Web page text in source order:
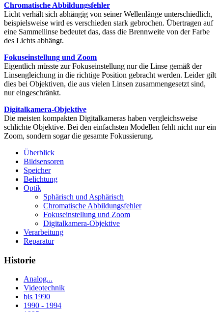
Chromatische Abbildungsfehler
Licht verhält sich abhängig von seiner Wellenlänge unterschiedlich,
beispielsweise wird es verschieden stark gebrochen. Übertragen auf
eine Sammellinse bedeutet das, dass die Brennweite von der Farbe
des Lichts abhängt.
Fokuseinstellung und Zoom
Eigentlich müsste zur Fokuseinstellung nur die Linse gemäß der
Linsengleichung in die richtige Position gebracht werden. Leider gilt
dies bei Objektiven, die aus vielen Linsen zusammengesetzt sind,
nur eingeschränkt.
Digitalkamera-Objektive
Die meisten kompakten Digitalkameras haben vergleichsweise
schlichte Objektive. Bei den einfachsten Modellen fehlt nicht nur ein
Zoom, sondern sogar die gesamte Fokussierung.
Überblick
Bildsensoren
Speicher
Belichtung
Optik
Sphärisch und Asphärisch
Chromatische Abbildungsfehler
Fokuseinstellung und Zoom
Digitalkamera-Objektive
Verarbeitung
Reparatur
Historie
Analog...
Videotechnik
bis 1990
1990 - 1994